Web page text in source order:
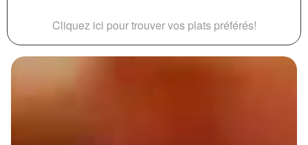
Cliquez ici pour trouver vos plats préférés!